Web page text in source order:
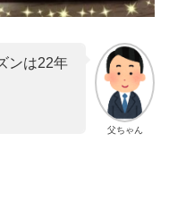
父ちゃん
ンは22年